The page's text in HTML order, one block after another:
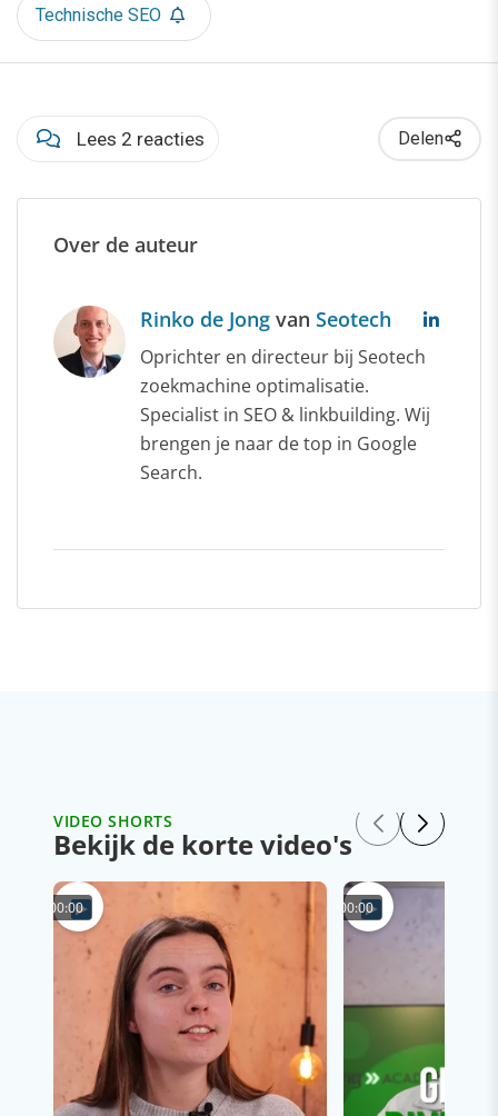
Technische SEO
Lees 2 reacties Delen
Over de auteur
Rinko de Jong van Seotech
Oprichter en directeur bij Seotech
zoekmachine optimalisatie.
Specialist in SEO & linkbuilding. Wij
brengen je naar de top in Google
Search.
VIDEO SHORTS
Bekijk de korte video's
00:00 00:00